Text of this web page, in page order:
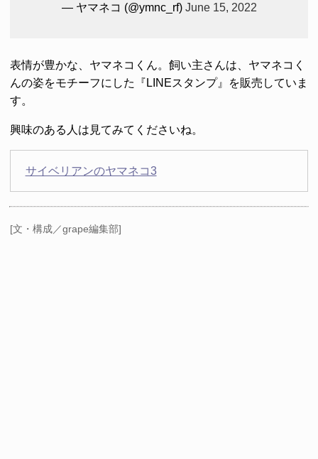
— ヤマネコ (@ymnc_rf) June 15, 2022
表情が豊かな、ヤマネコくん。飼い主さんは、ヤマネコく
んの姿をモチーフにした『LINEスタンプ』を販売していま
す。
興味のある人は見てみてくださいね。
サイベリアンのヤマネコ3
[文・構成／grape編集部]